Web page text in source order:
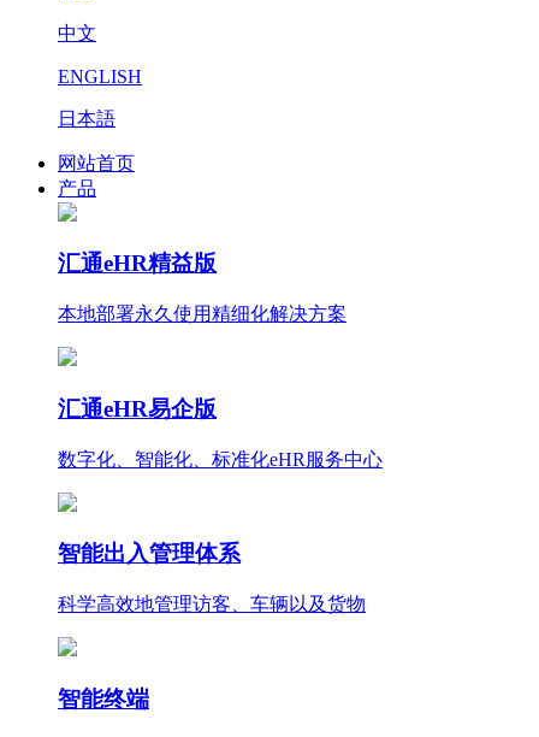
中文
ENGLISH
日本語
网站首页
产品
汇通eHR精益版
本地部署永久使用精细化解决方案
汇通eHR易企版
数字化、智能化、标准化eHR服务中心
智能出入管理体系
科学高效地管理访客、车辆以及货物
智能终端